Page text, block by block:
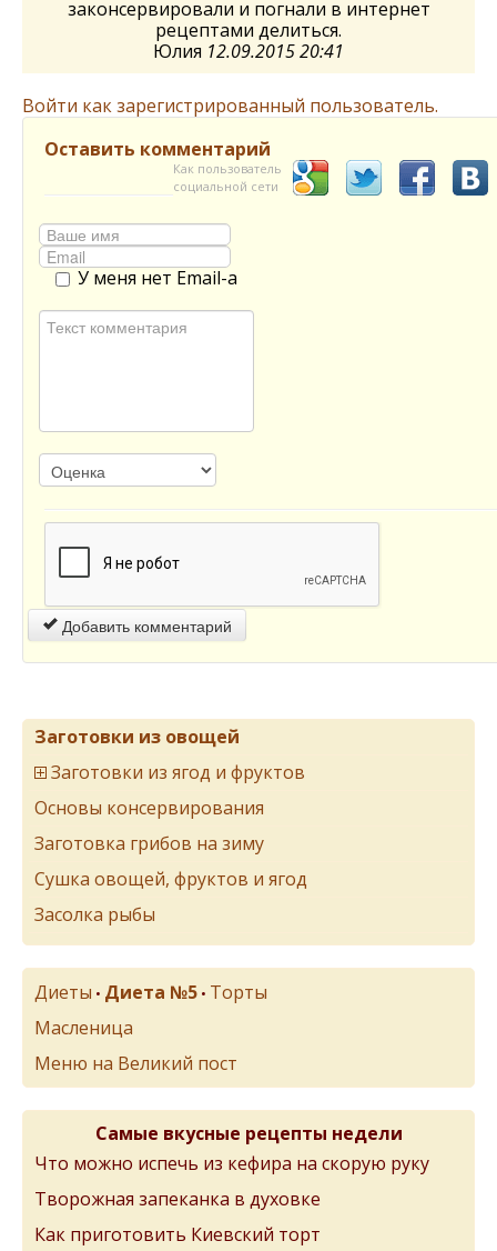
законсервировали и погнали в интернет
рецептами делиться.
Юлия 12.09.2015 20:41
Войти как зарегистрированный пользователь.
Оставить комментарий
Как пользователь
социальной сети
У меня нет Email-а
Добавить комментарий
Заготовки из овощей
Заготовки из ягод и фруктов
Основы консервирования
Заготовка грибов на зиму
Сушка овощей, фруктов и ягод
Засолка рыбы
Диеты • Диета №5 • Торты
Масленица
Меню на Великий пост
Самые вкусные рецепты недели
Что можно испечь из кефира на скорую руку
Творожная запеканка в духовке
Как приготовить Киевский торт